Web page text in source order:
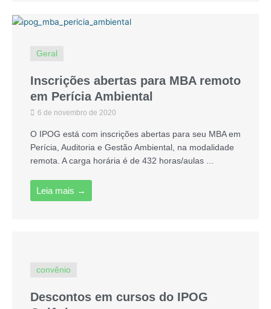
Geral
Inscrições abertas para MBA remoto
em Perícia Ambiental
6 de novembro de 2020
O IPOG está com inscrições abertas para seu MBA em
Perícia, Auditoria e Gestão Ambiental, na modalidade
remota. A carga horária é de 432 horas/aulas ...
Leia mais →
convênio
Descontos em cursos do IPOG